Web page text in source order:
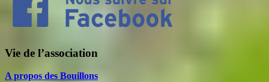
Vie de l’association
A propos des Bouillons